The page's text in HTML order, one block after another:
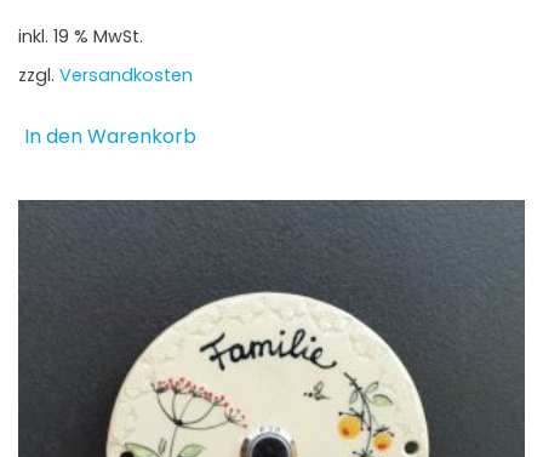
inkl. 19 % MwSt.
zzgl. Versandkosten
In den Warenkorb